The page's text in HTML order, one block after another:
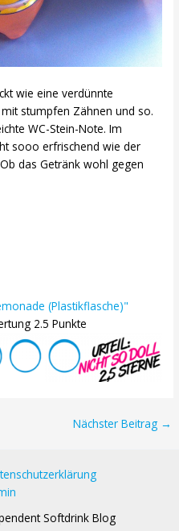
wie eine verdünnte
stumpfen Zähnen und so.
WC-Stein-Note. Im
sooo erfrischend wie der
das Getränk wohl gegen
(Plastikflasche)"
2.5 Punkte
Nächster Beitrag →
Softdrink Blog